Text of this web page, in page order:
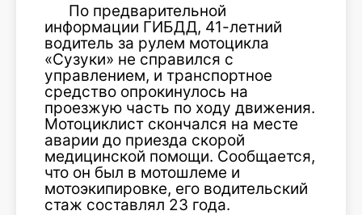
По предварительной
информации ГИБДД, 41-летний
водитель за рулем мотоцикла
«Сузуки» не справился с
управлением, и транспортное
средство опрокинулось на
проезжую часть по ходу движения.
Мотоциклист скончался на месте
аварии до приезда скорой
медицинской помощи. Сообщается,
что он был в мотошлеме и
мотоэкипировке, его водительский
стаж составлял 23 года.